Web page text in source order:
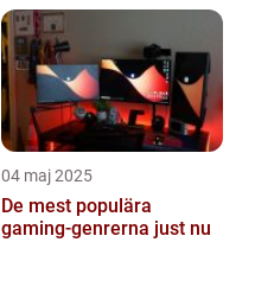
04 maj 2025
De mest populära
gaming-genrerna just nu